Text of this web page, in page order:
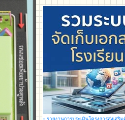
- รายงานการประเมินโครงการส่งเสริ